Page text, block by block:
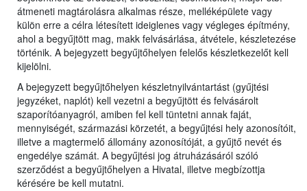
átmeneti magtárolásra alkalmas része, melléképülete vagy
külön erre a célra létesített ideiglenes vagy végleges építmény,
ahol a begyűjtött mag, makk felvásárlása, átvétele, készletezése
történik. A bejegyzett begyűjtőhelyen felelős készletkezelőt kell
kijelölni.
A bejegyzett begyűjtőhelyen készletnyilvántartást (gyűjtési
jegyzéket, naplót) kell vezetni a begyűjtött és felvásárolt
szaporítóanyagról, amiben fel kell tüntetni annak faját,
mennyiségét, származási körzetét, a begyűjtési hely azonosítóit,
illetve a magtermelő állomány azonosítóját, a gyűjtő nevét és
engedélye számát. A begyűjtési jog átruházásáról szóló
szerződést a begyűjtőhelyen a Hivatal, illetve megbízottja
kérésére be kell mutatni.